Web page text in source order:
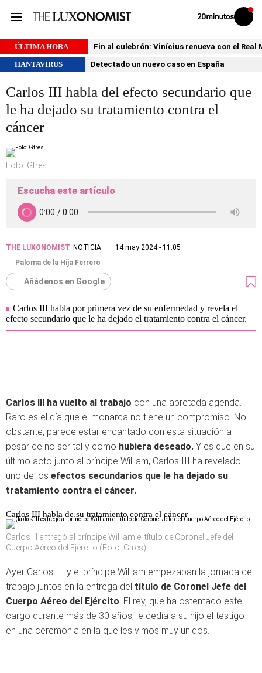
Volver
Iniciar
sesión
ÚLTIMA HORA
Fin al culebrón: Vinícius renueva con el Real
HANTAVIRUS
Detectado un nuevo caso en España
Carlos III habla del efecto secundario que
le ha dejado su tratamiento contra el
cáncer
Foto: Gtres.
Escucha este artículo
THE LUXONOMIST NOTICIA
14 may 2024 - 11:05
Paloma de la Hija Ferrero
Añádenos en Google
Carlos III habla por primera vez de su enfermedad y revela el
efecto secundario que le ha dejado el tratamiento contra el cáncer.
Carlos III ha vuelto al trabajo con una apretada agenda.
Raro es el día que el monarca no tiene un compromiso. No
obstante, parece estar encantado con esta situación a
pesar de no ser tal y como hubiera deseado. Y es que en su
último acto junto al príncipe William, Carlos III ha revelado
uno de los efectos secundarios que le ha dejado su
tratamiento contra el cáncer.
Carlos III habla de su tratamiento contra el cáncer
Carlos III entregó al príncipe William el título de Coronel Jefe del
Cuerpo Aéreo del Ejército (Foto: Gtres)
Ayer Carlos III y el príncipe William empezaban la jornada de
trabajo juntos en la entrega del título de Coronel Jefe del
Cuerpo Aéreo del Ejército. El rey, que ha ostentado este
cargo durante más de 30 años, le cedía a su hijo el testigo
en una ceremonia en la que les vimos muy unidos.